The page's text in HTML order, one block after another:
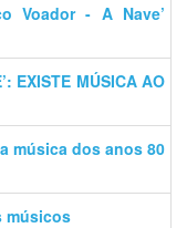
Voador - A Nave’
EXISTE MÚSICA AO
música dos anos 80
músicos